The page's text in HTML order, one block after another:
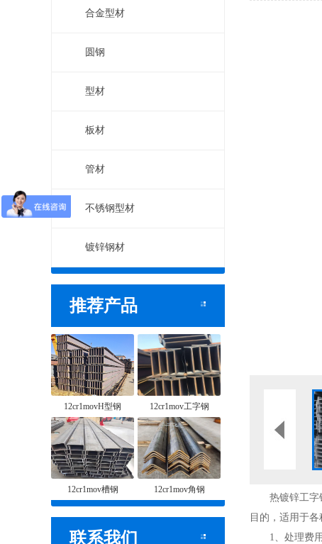
合金型材
圆钢
型材
板材
管材
不锈钢型材
镀锌钢材
推荐产品
12cr1movH型钢 12cr1mov工字钢
12cr1mov槽钢 12cr1mov角钢
联系我们
热镀锌工字钢
目的，适用于
1、处理费用